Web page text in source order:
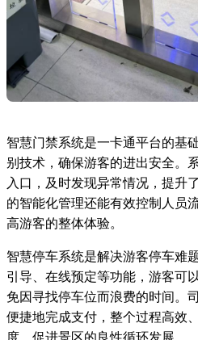
智慧门禁系统是一卡通平台的基
别技术，确保游客的进出安全。
入口，及时发现异常情况，提升
的智能化管理还能有效控制人员
高游客的整体体验。
智慧停车系统是解决游客停车难
引导、在线预定等功能，游客可
免因寻找停车位而浪费的时间。
便捷地完成支付，整个过程高效